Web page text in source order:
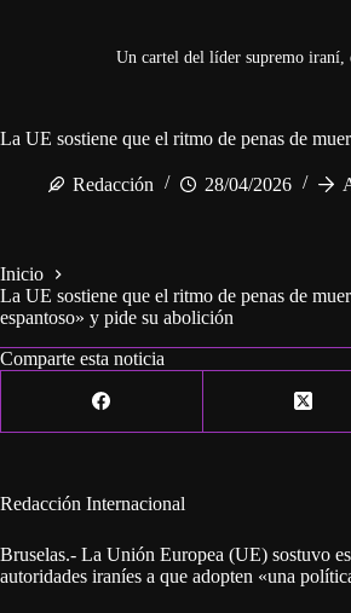
Un cartel del líder supremo iraní,
La UE sostiene que el ritmo de penas de
Redacción 28/04/2026
Inicio
La UE sostiene que el ritmo de penas de
espantoso» y pide su abolición
Comparte esta noticia
Redacción Internacional
Bruselas.- La Unión Europea (UE) sostuvo
autoridades iraníes a que adopten «una